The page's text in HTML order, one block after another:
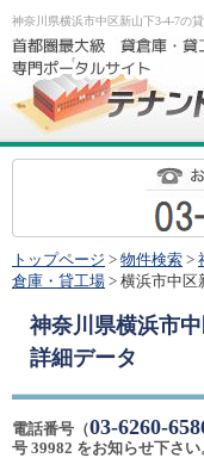
神奈川県横浜市中区新山下3-4-7の
トップページ > 物件検索 >
倉庫・貸工場 > 横浜市中区
神奈川県横浜市
詳細データ
電話番号（03-6260-
号 39982 をお知らせ下さい